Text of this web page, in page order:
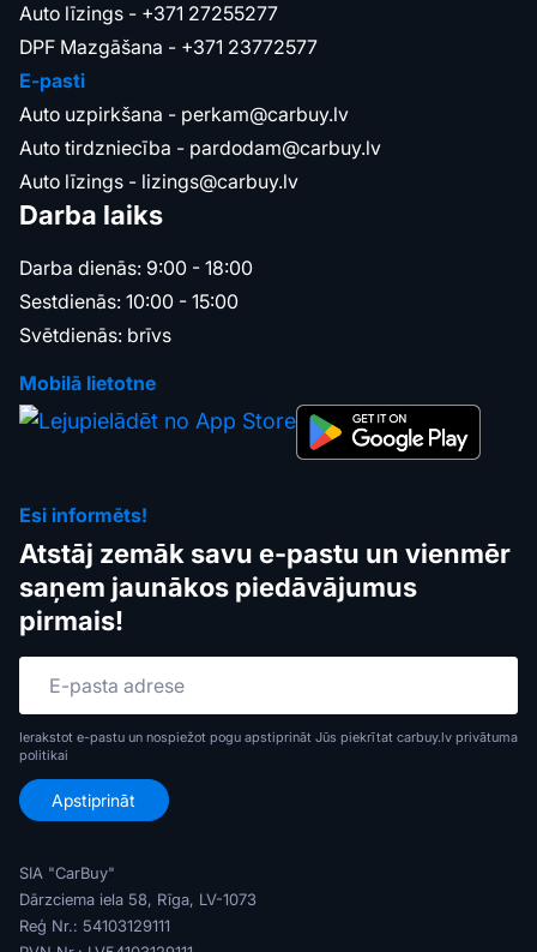
Auto līzings - +371 27255277
DPF Mazgāšana - +371 23772577
E-pasti
Auto uzpirkšana - perkam@carbuy.lv
Auto tirdzniecība - pardodam@carbuy.lv
Auto līzings - lizings@carbuy.lv
Darba laiks
Darba dienās: 9:00 - 18:00
Sestdienās: 10:00 - 15:00
Svētdienās: brīvs
Mobilā lietotne
Esi informēts!
Atstāj zemāk savu e-pastu un vienmēr
saņem jaunākos piedāvājumus
pirmais!
Ierakstot e-pastu un nospiežot pogu apstiprināt Jūs piekrītat carbuy.lv privātuma
politikai
SIA "CarBuy"
Dārzciema iela 58, Rīga, LV-1073
Reģ Nr.: 54103129111